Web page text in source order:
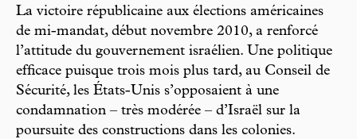
La victoire républicaine aux élections américaines
de mi-mandat, début novembre 2010, a renforcé
l’attitude du gouvernement israélien. Une politique
efficace puisque trois mois plus tard, au Conseil de
Sécurité, les États-Unis s’opposaient à une
condamnation – très modérée – d’Israël sur la
poursuite des constructions dans les colonies.